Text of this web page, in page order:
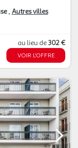
Autres villes
au lieu de302 €
VOIR L'OFFRE